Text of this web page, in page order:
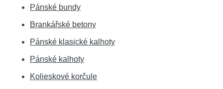
Pánské bundy
Brankářské betony
Pánské klasické kalhoty
Pánské kalhoty
Kolieskové korčule